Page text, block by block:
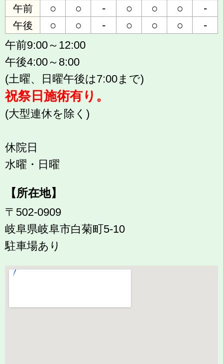
午前
○ ○ - ○ ○ ○ -
午後 ○ ○ - ○ ○ ○
-
午前9:00～12:00
午後4:00～8:00
(土曜、日曜午後は7:00まで)
祝祭日施術有り。
(大型連休を除く)
休院日
水曜・日曜
【所在地】
〒502-0909
岐阜県岐阜市白菊町5-10
駐車場あり